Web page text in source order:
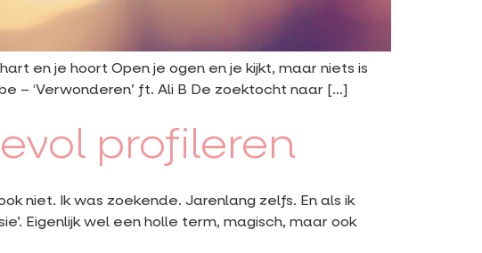
en je hoort Open je ogen en je kijkt, maar niets is
– ‘Verwonderen’ ft. Ali B De zoektocht naar […]
profileren
niet. Ik was zoekende. Jarenlang zelfs. En als ik
Eigenlijk wel een holle term, magisch, maar ook